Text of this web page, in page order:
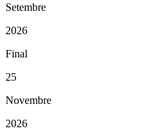
Setembre
2026
Final
25
Novembre
2026